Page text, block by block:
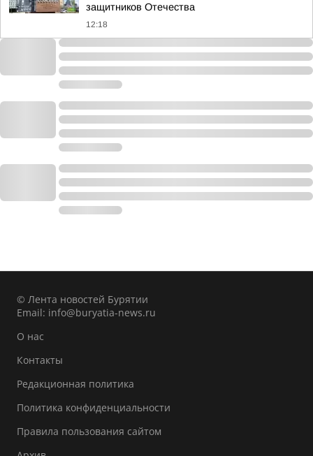
защитников Отечества
12:18
© Лента новостей Бурятии
Email: info@buryatia-news.ru
О нас
Контакты
Редакционная политика
Политика конфиденциальности
Правила пользования сайтом